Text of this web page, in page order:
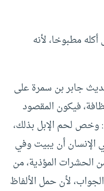
مطبوخا، لأنه
جابر بن سمرة على
فيكون المقصود
وخص لحم الإبل بذلك،
الإنسان أن يبيت وفي
الحشرات المؤذية، من
لأن حمل الألفاظ